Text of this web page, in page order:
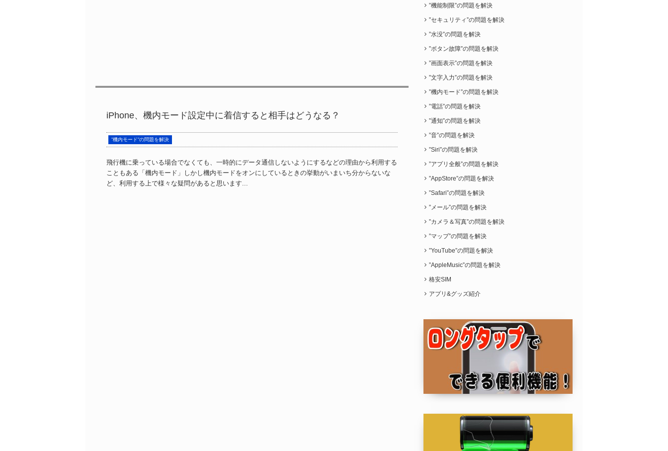
iPhone、機内モード設定中に着信すると相手はどうなる？
”機内モード”の問題を解決
飛行機に乗っている場合でなくても、一時的にデータ通信しないようにするなどの理由から利用する
こともある「機内モード」しかし機内モードをオンにしているときの挙動がいまいち分からないな
ど、利用する上で様々な疑問があると思います...
”機能制限”の問題を解決
”セキュリティ”の問題を解決
”水没”の問題を解決
”ボタン故障”の問題を解決
”画面表示”の問題を解決
”文字入力”の問題を解決
”機内モード”の問題を解決
”電話”の問題を解決
”通知”の問題を解決
”音”の問題を解決
”Siri”の問題を解決
”アプリ全般”の問題を解決
”AppStore”の問題を解決
”Safari”の問題を解決
”メール”の問題を解決
”カメラ＆写真”の問題を解決
”マップ”の問題を解決
”YouTube”の問題を解決
”AppleMusic”の問題を解決
格安SIM
アプリ&グッズ紹介